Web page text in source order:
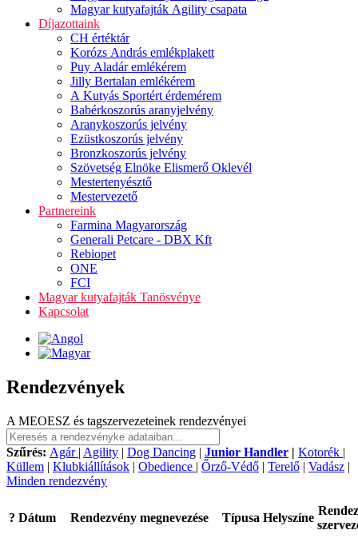
Magyar kutyafajták Agility csapata
Díjazottaink
CH értéktár
Korózs András emlékplakett
Puy Aladár emlékérem
Jilly Bertalan emlékérem
A Kutyás Sportért érdemérem
Babérkoszorús aranyjelvény
Aranykoszorús jelvény
Ezüstkoszorús jelvény
Bronzkoszorús jelvény
Szövetség Elnöke Elismerő Oklevél
Mestertenyésztő
Mestervezető
Partnereink
Farmina Magyarország
Generali Petcare - DBX Kft
Rebiopet
ONE
FCI
Magyar kutyafajták Tanösvénye
Kapcsolat
Rendezvények
A MEOESZ és tagszervezeteinek rendezvényei
Szűrés: Agár | Agility | Dog Dancing | Junior Handler | Kotorék |
Küllem | Klubkiállítások | Obedience | Őrző-Védő | Terelő | Vadász |
Minden rendezvény
? Dátum Rendezvény megnevezése Típusa Helyszíne